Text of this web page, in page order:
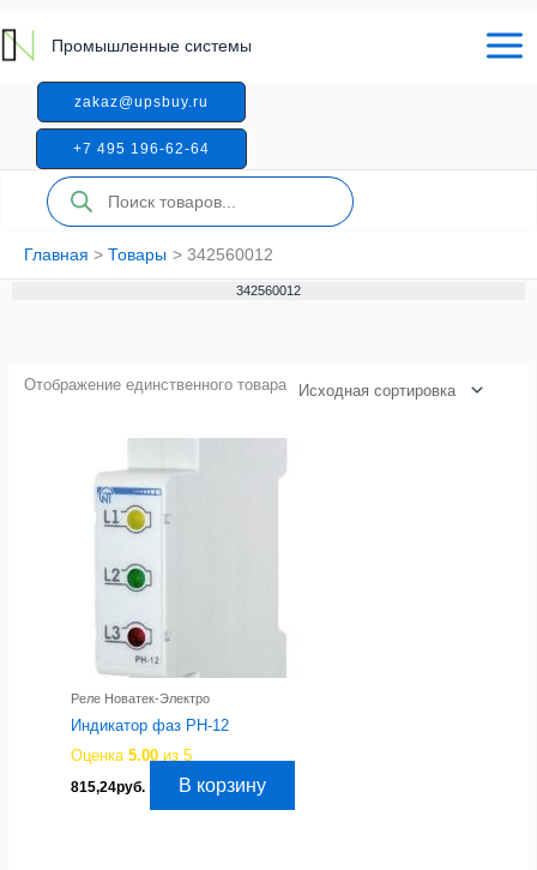
к
содержимому
Промышленные системы
zakaz@upsbuy.ru
+7 495 196-62-64
Поиск
товаров
Главная Товары 342560012
342560012
Отображение единственного товара
Реле Новатек-Электро
Индикатор фаз РН-12
Оценка5.00 из 5
815,24руб. В корзину